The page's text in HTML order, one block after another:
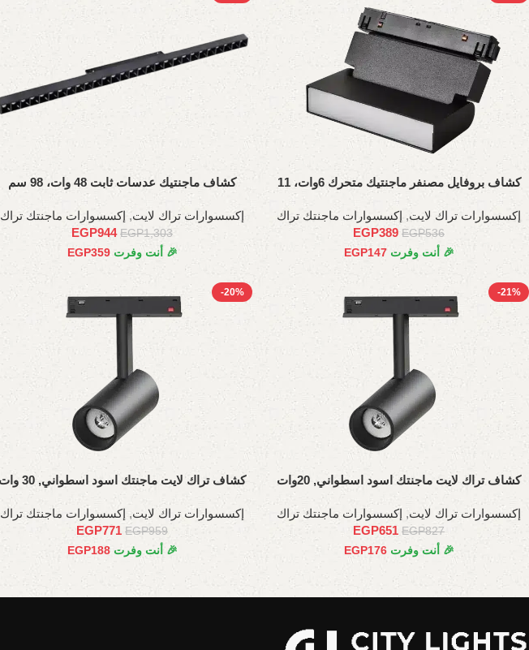
كشاف بروفايل مصنفر ماجنتيك متحرك 6وات، 11
سم
إكسسوارات تراك لايت, إكسسوارات ماجنتك تراك
EGP536
EGP389
🎉 أنت وفرت EGP147
كشاف ماجنتيك عدسات ثابت 48 وات، 98 سم
إكسسوارات تراك لايت, إكسسوارات ماجنتك تراك
EGP1,303
EGP944
🎉 أنت وفرت EGP359
-21%
كشاف تراك لايت ماجنتك اسود اسطواني, 20وات
إكسسوارات تراك لايت, إكسسوارات ماجنتك تراك
EGP827
EGP651
🎉 أنت وفرت EGP176
-20%
كشاف تراك لايت ماجنتك اسود اسطواني, 30 وات
إكسسوارات تراك لايت, إكسسوارات ماجنتك تراك
EGP959
EGP771
🎉 أنت وفرت EGP188